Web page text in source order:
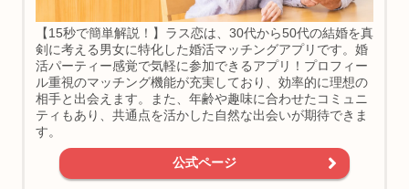
【15秒で簡単解説！】ラス恋は、30代から50代の結婚を真
剣に考える男女に特化した婚活マッチングアプリです。婚
活パーティー感覚で気軽に参加できるアプリ！プロフィー
ル重視のマッチング機能が充実しており、効率的に理想の
相手と出会えます。また、年齢や趣味に合わせたコミュニ
ティもあり、共通点を活かした自然な出会いが期待できま
す。
公式ページ